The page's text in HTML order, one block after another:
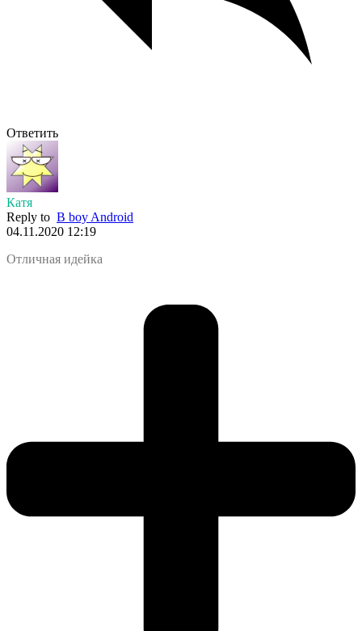
Ответить
Катя
Reply to B boy Android
04.11.2020 12:19
Отличная идейка